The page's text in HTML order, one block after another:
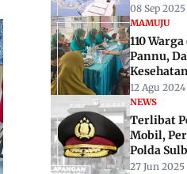
08 Sep 2025
MAMUJU
110
Pannu,
Mamuju
dan
12 Agu 2024
NEWS
Terlibat
Mobil,
Polda
Dipecat
27 Jun 2025